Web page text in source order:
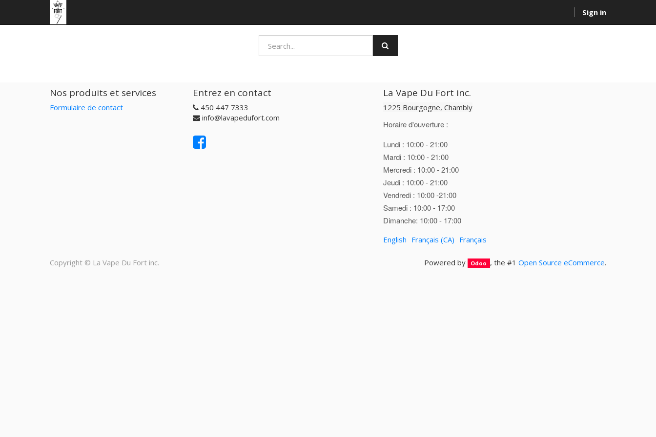
Sign in
Nos produits et services
Formulaire de contact
Entrez en contact
450 447 7333
info@lavapedufort.com
La Vape Du Fort inc.
1225 Bourgogne, Chambly
Horaire d'ouverture :
Lundi : 10:00 - 21:00
Mardi : 10:00 - 21:00
Mercredi : 10:00 - 21:00
Jeudi : 10:00 - 21:00
Vendredi : 10:00 -21:00
Samedi : 10:00 - 17:00
Dimanche: 10:00 - 17:00
English Français (CA) Français
Powered by Odoo , the #1 Open Source eCommerce.
Copyright © La Vape Du Fort inc.